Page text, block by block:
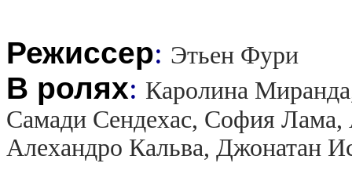
Режиссер: Этьен Фури
В ролях: Каролина
Самади Сендехас, София Лама,
Алехандро Кальва, Джонатан